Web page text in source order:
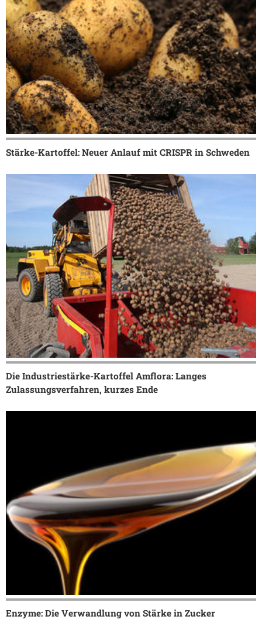
Stärke-Kartoffel: Neuer Anlauf mit CRISPR in Schweden
Die Industriestärke-Kartoffel Amflora: Langes
Zulassungsverfahren, kurzes Ende
Enzyme: Die Verwandlung von Stärke in Zucker